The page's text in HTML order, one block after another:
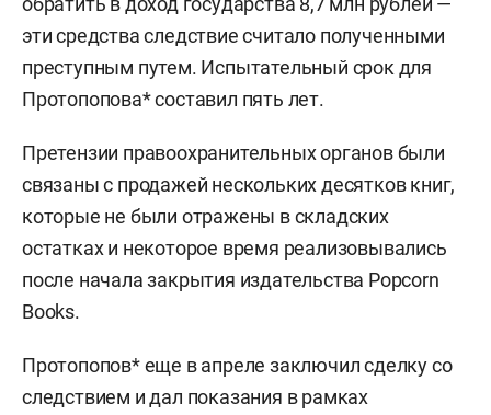
эти средства следствие считало полученными
преступным путем. Испытательный срок для
Протопопова* составил пять лет.
Претензии правоохранительных органов были
связаны с продажей нескольких десятков книг,
которые не были отражены в складских
остатках и некоторое время реализовывались
после начала закрытия издательства Popcorn
Books.
Протопопов* еще в апреле заключил сделку со
следствием и дал показания в рамках